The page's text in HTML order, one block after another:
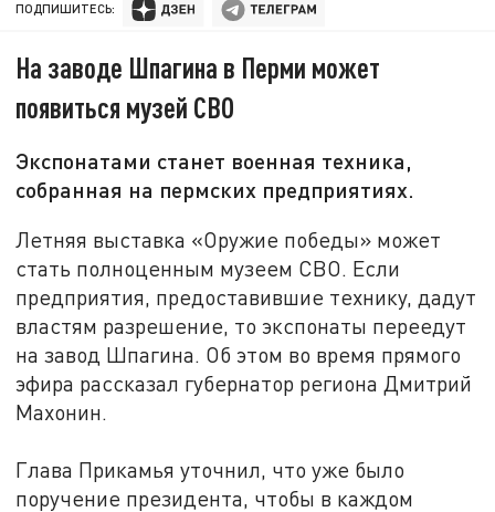
ПОДПИШИТЕСЬ:
На заводе Шпагина в Перми может
появиться музей СВО
Экспонатами станет военная техника,
собранная на пермских предприятиях.
Летняя выставка «Оружие победы» может
стать полноценным музеем СВО. Если
предприятия, предоставившие технику, дадут
властям разрешение, то экспонаты переедут
на завод Шпагина. Об этом во время прямого
эфира рассказал губернатор региона Дмитрий
Махонин.
Глава Прикамья уточнил, что уже было
поручение президента, чтобы в каждом